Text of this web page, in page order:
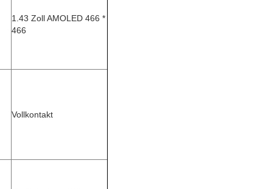
1.43 Zoll AMOLED 466 *
466
Vollkontakt